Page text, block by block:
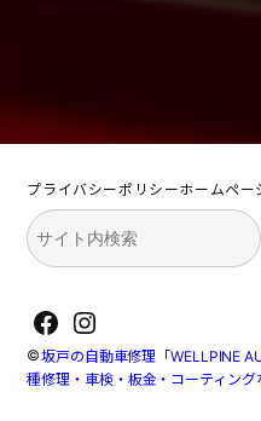
プライバシーポリシーホームペー
検
索
Facebook
Instagram
©坂戸の自動車修理「WELLPINE
種修理・車検・板金・コーティン